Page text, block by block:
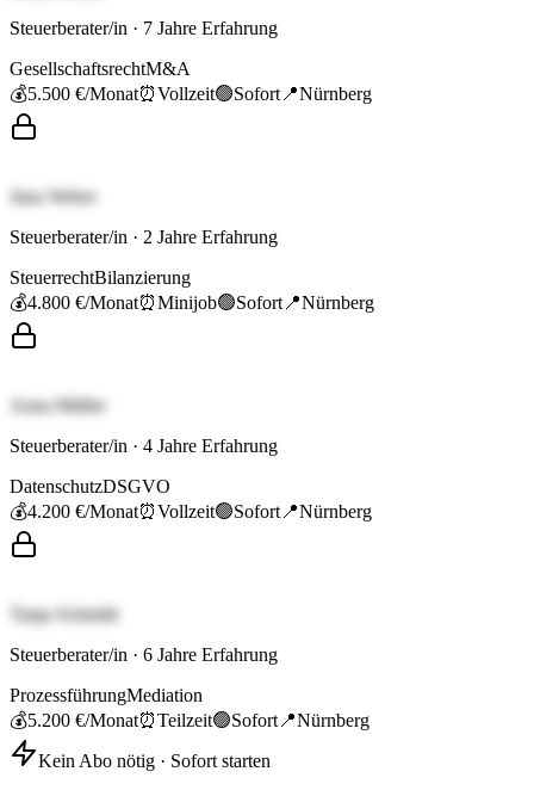
Steuerberater/in · 7 Jahre Erfahrung
GesellschaftsrechtM&A
💰5.500 €/Monat⏰Vollzeit🟢Sofort 📍Nürnberg
Jana Weber
Steuerberater/in · 2 Jahre Erfahrung
SteuerrechtBilanzierung
💰4.800 €/Monat⏰Minijob🟢Sofort 📍Nürnberg
Anna Müller
Steuerberater/in · 4 Jahre Erfahrung
DatenschutzDSGVO
💰4.200 €/Monat⏰Vollzeit🟢Sofort 📍Nürnberg
Tanja Schmidt
Steuerberater/in · 6 Jahre Erfahrung
ProzessführungMediation
💰5.200 €/Monat⏰Teilzeit🟢Sofort 📍Nürnberg
Kein Abo nötig · Sofort starten